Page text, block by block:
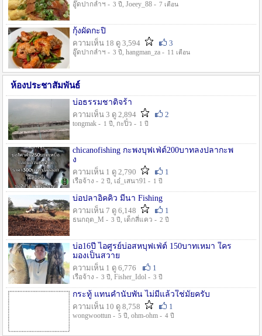
อู๊ดปากลำฯ - 3 ปี , Joeey_88 - 7 เดือน
กุ้งผัดกะปิ
ความเห็น 18 ดู 3,594
3
อู๊ดปากลำฯ - 3 ปี , hangman_za - 11 เดือน
ห้องประชาสัมพันธ์
บ่อธรรมชาติจร้า
ความเห็น 3 ดู 2,894
2
tongmak - 1 ปี , กะปิ๋ว - 1 ปี
chicanofishing กะพงบุฟเฟ่ต์200บาทลงปลากะพ
ง
ความเห็น 1 ดู 2,790
1
เรือจ้าง - 2 ปี , เอ๋_เสนา91 - 1 ปี
บ่อปลาอิคคิว มีนา Fishing
ความเห็น 7 ดู 6,148
1
ธนกฤต_M - 3 ปี , เด็กสี่แคว - 2 ปี
บ่อ16ปี ไอศูรย์บ่อสหบุฟเฟ่ต์ 150บาทเหมา ใคร
มองเป็นสวาย
ความเห็น 1 ดู 6,776
1
เรือจ้าง - 3 ปี , Fisher_Idol - 3 ปี
กระทู้ แทนคำนับพัน ไม่มีแล้วใช่มั๊ยครับ
ความเห็น 10 ดู 8,758
1
wongwoottun - 5 ปี , ohm-ohm - 4 ปี